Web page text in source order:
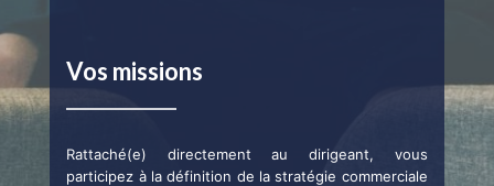
Vos missions
Rattaché(e) directement au dirigeant, vous
participez à la définition de la stratégie commerciale